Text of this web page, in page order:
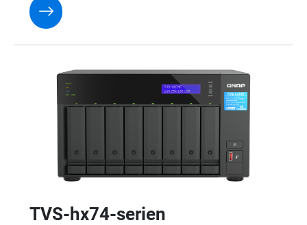
TVS-hx74-serien